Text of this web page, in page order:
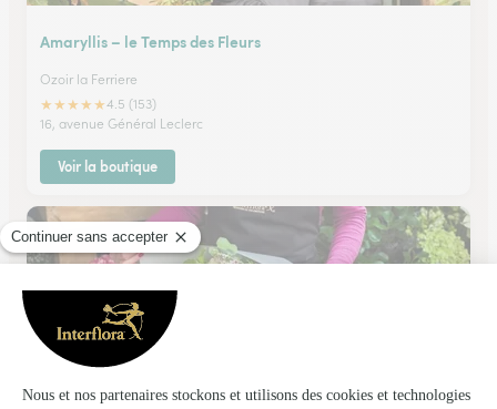
Amaryllis – le Temps des Fleurs
Ozoir la Ferriere
★★★★★4.5 (153)
16, avenue Général Leclerc
Voir la boutique
Au Rythme des Saisons